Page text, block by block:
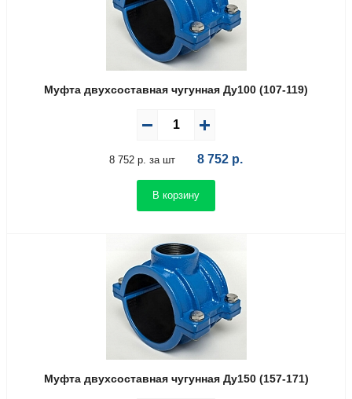
Муфта двухсоставная чугунная Ду100 (107-119)
8 752 р. за шт 8 752 р.
В корзину
Муфта двухсоставная чугунная Ду150 (157-171)